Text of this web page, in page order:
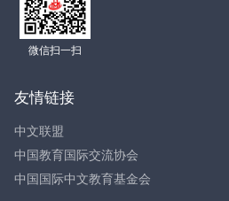
微信扫一扫
友情链接
中文联盟
中国教育国际交流协会
中国国际中文教育基金会